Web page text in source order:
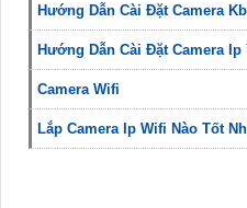
Hướng Dẫn Cài Đặt Camera
Hướng Dẫn Cài Đặt Camera
Camera Wifi
Lắp Camera Ip Wifi Nào Tốt